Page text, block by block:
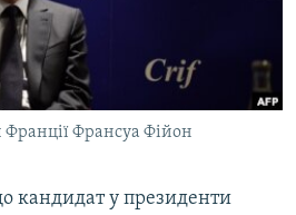
Франсуа Фійон
кандидат у президенти